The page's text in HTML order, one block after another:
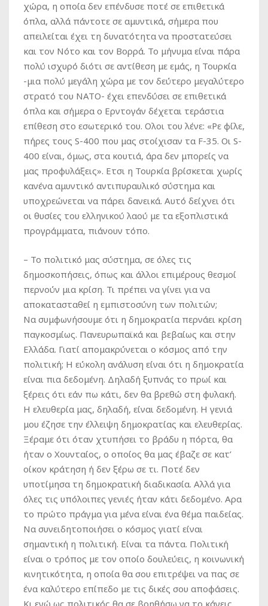
χώρα, η οποία δεν επένδυσε ποτέ σε επιθετικά
όπλα, αλλά πάντοτε σε αμυντικά, σήμερα που
απειλείται έχει τη δυνατότητα να προστατεύσει
και τον Νότο και τον Βορρά. Το μήνυμα είναι πάρα
πολύ ισχυρό διότι σε αντίθεση με εμάς, η Τουρκία
-μια πολύ μεγάλη χώρα με τον δεύτερο μεγαλύτερο
στρατό του ΝΑΤΟ- έχει επενδύσει σε επιθετικά
όπλα και σήμερα ο Ερντογάν δέχεται τεράστια
επίθεση στο εσωτερικό του. Ολοι του λένε: «Ρε φίλε,
πήρες τους S-400 που μας στοίχισαν τα F-35. Οι S-
400 είναι, όμως, στα κουτιά, άρα δεν μπορείς να
μας προφυλάξεις». Ετσι η Τουρκία βρίσκεται χωρίς
κανένα αμυντικό αντιπυραυλικό σύστημα και
υποχρεώνεται να πάρει δανεικά. Αυτό δείχνει ότι
οι θυσίες του ελληνικού λαού με τα εξοπλιστικά
προγράμματα, πιάνουν τόπο.
– Το πολιτικό μας σύστημα, σε όλες τις
δημοσκοπήσεις, όπως και άλλοι επιμέρους θεσμοί
περνούν μια κρίση. Τι πρέπει να γίνει για να
αποκατασταθεί η εμπιστοσύνη των πολιτών;
Να συμφωνήσουμε ότι η δημοκρατία περνάει κρίση
παγκοσμίως. Πανευρωπαϊκά και βεβαίως και στην
Ελλάδα. Γιατί απομακρύνεται ο κόσμος από την
πολιτική; Η εύκολη ανάλυση είναι ότι η δημοκρατία
είναι πια δεδομένη. Δηλαδή ξυπνάς το πρωί και
ξέρεις ότι εάν πω κάτι, δεν θα βρεθώ στη φυλακή.
Η ελευθερία μας, δηλαδή, είναι δεδομένη. Η γενιά
μου έζησε την έλλειψη δημοκρατίας και ελευθερίας.
Ξέραμε ότι όταν χτυπήσει το βράδυ η πόρτα, θα
ήταν ο Χουνταίος, ο οποίος θα μας έβαζε σε κατ’
οίκον κράτηση ή δεν ξέρω σε τι. Ποτέ δεν
υποτίμησα τη δημοκρατική διαδικασία. Αλλά για
όλες τις υπόλοιπες γενιές ήταν κάτι δεδομένο. Αρα
το πρώτο πράγμα για μένα είναι ένα θέμα παιδείας.
Να συνειδητοποιήσει ο κόσμος γιατί είναι
σημαντική η πολιτική. Είναι τα πάντα. Πολιτική
είναι ο τρόπος με τον οποίο δουλεύεις, η κοινωνική
κινητικότητα, η οποία θα σου επιτρέψει να πας σε
ένα καλύτερο επίπεδο με τις δικές σου αποφάσεις.